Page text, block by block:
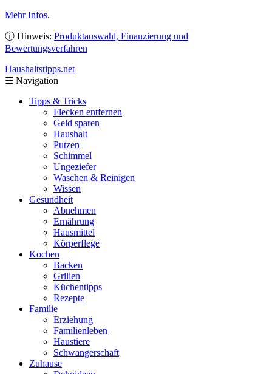
Mehr Infos.
ⓘ Hinweis: Produktauswahl, Finanzierung und
Bewertungsverfahren
Haushaltstipps.net
☰ Navigation
Tipps & Tricks
Flecken entfernen
Geld sparen
Haushalt
Putzen
Schimmel
Ungeziefer
Waschen & Reinigen
Wissen
Gesundheit
Abnehmen
Ernährung
Hausmittel
Körperflege
Kochen
Backen
Grillen
Küchentipps
Rezepte
Familie
Erziehung
Familienleben
Haustiere
Schwangerschaft
Zuhause